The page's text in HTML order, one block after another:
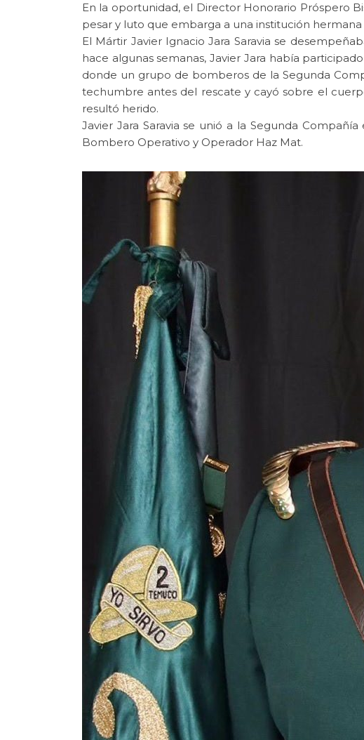
En la oportunidad, el Director Honorario Próspero
pesar y luto que embarga a una institución
El Mártir Javier Ignacio Jara Saravia se
hace algunas semanas, Javier Jara había
donde un grupo de bomberos de la Segunda
techumbre antes del rescate y cayó sobre el
resultó herido.
Javier Jara Saravia se unió a la Segunda
Bombero Operativo y Operador Haz Mat.